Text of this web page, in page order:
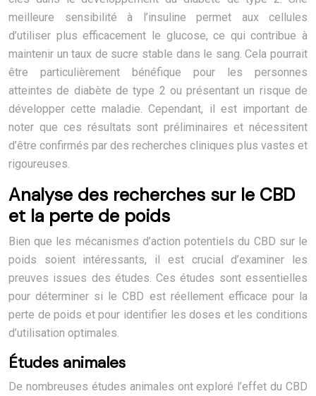
meilleure sensibilité à l’insuline permet aux cellules
d’utiliser plus efficacement le glucose, ce qui contribue à
maintenir un taux de sucre stable dans le sang. Cela pourrait
être particulièrement bénéfique pour les personnes
atteintes de diabète de type 2 ou présentant un risque de
développer cette maladie. Cependant, il est important de
noter que ces résultats sont préliminaires et nécessitent
d’être confirmés par des recherches cliniques plus vastes et
rigoureuses.
Analyse des recherches sur le CBD
et la perte de poids
Bien que les mécanismes d’action potentiels du CBD sur le
poids soient intéressants, il est crucial d’examiner les
preuves issues des études. Ces études sont essentielles
pour déterminer si le CBD est réellement efficace pour la
perte de poids et pour identifier les doses et les conditions
d’utilisation optimales.
Études animales
De nombreuses études animales ont exploré l’effet du CBD